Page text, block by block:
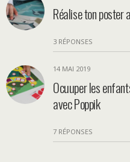
Réalise ton poster
3 RÉPONSES
14 MAI 2019
Ocuuper les
avec Poppik
7 RÉPONSES